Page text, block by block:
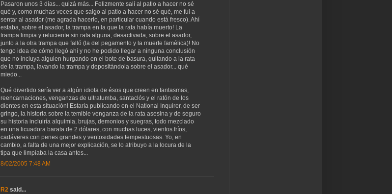
Pasaron unos 3 días... quizá más... Felizmente salí al patio a hacer no sé
qué y, como muchas veces que salgo al patio a hacer no sé qué, me fui a
sentar al asador (me agrada hacerlo, en particular cuando está fresco). Ahí
estaba, sobre el asador, la trampa en la que la rata había muerto! La
trampa limpia y reluciente sin rata alguna, desactivada, sobre el asador,
junto a la otra trampa que falló (la del pegamento y la muerte famélica)! No
tengo idea de cómo llegó ahí y no he podido llegar a ninguna conclusión
que no incluya alguien hurgando en el bote de basura, quitando a la rata
de la trampa, lavando la trampa y depositándola sobre el asador... qué
miedo...
Qué divertido sería ver a algún idiota de ésos que creen en fantasmas,
reencarnaciones, venganzas de ultratumba, santaclós y el ratón de los
dientes en esta situación! Estaría publicando en el National Inquirer, de ser
gringo, la historia sobre la temible venganza de la rata asesina y de seguro
su historia incluiría alquimia, brujas, demonios y suegras, todo mezclado
en una licuadora barata de 2 dólares, con muchas luces, vientos fríos,
cadáveres con penes grandes y ventosidades tempestuosas. Yo, en
cambio, a falta de una mejor explicación, se lo atribuyo a la locura de la
tipa que limpiaba la casa antes...
8/02/2005 7:48 AM
R2 said...